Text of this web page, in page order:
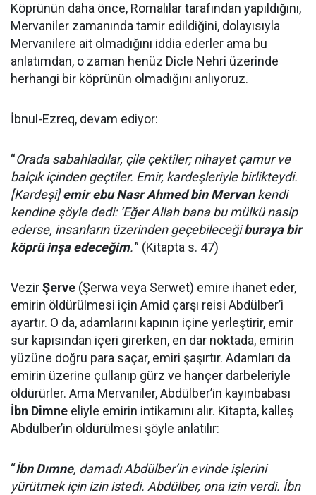
Köprünün daha önce, Romalılar tarafından yapıldığını,
Mervaniler zamanında tamir edildiğini, dolayısıyla
Mervanilere ait olmadığını iddia ederler ama bu
anlatımdan, o zaman henüz Dicle Nehri üzerinde
herhangi bir köprünün olmadığını anlıyoruz.
İbnul-Ezreq, devam ediyor:
“Orada sabahladılar, çile çektiler; nihayet çamur ve
balçık içinden geçtiler. Emir, kardeşleriyle birlikteydi.
[Kardeşi]emir ebu Nasr Ahmed bin Mervankendi
kendine şöyle dedi: ‘Eğer Allah bana bu mülkü nasip
ederse, insanların üzerinden geçebileceğiburaya bir
köprü inşa edeceğim.'” (Kitapta s. 47)
VezirŞerve (Şerwa veya Serwet) emire ihanet eder,
emirin öldürülmesi için Amid çarşı reisi Abdülber’i
ayartır. O da, adamlarını kapının içine yerleştirir, emir
sur kapısından içeri girerken, en dar noktada, emirin
yüzüne doğru para saçar, emiri şaşırtır. Adamları da
emirin üzerine çullanıp gürz ve hançer darbeleriyle
öldürürler. Ama Mervaniler, Abdülber’in kayınbabası
İbn Dimne eliyle emirin intikamını alır. Kitapta, kalleş
Abdülber’in öldürülmesi şöyle anlatılır:
“İbn Dımne, damadı Abdülber’in evinde işlerini
yürütmek için izin istedi. Abdülber, ona izin verdi. İbn